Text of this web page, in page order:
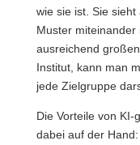
wie sie ist. Sie
Muster
ausreichend
Institut, kann man
jede Zielgruppe
Die Vorteile von
dabei auf der Hand: